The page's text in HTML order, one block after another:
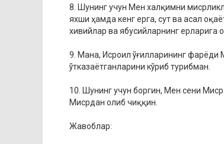
8. Шунинг учун Мен халқимни
яхши ҳамда кенг ерга, сут ва асал
хивийлар ва ябусийларнинг ерларига
9. Мана, Исроил ўғилларининг фарёди
ўтказаётганларини кўриб турибман.
10. Шунинг учун боргин, Мен сени
Мисрдан олиб чиққин.
Жавоблар: